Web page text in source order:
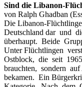
Sind die Libanon-
von Ralph Ghadban
Die Libanon-
Deutschland dar und
überhaupt. Beide
Unter Flüchtlingen
Ostblock, die seit
brauchten, sondern
bekamen. Ein